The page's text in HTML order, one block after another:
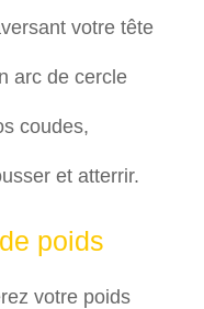
votre tête
arc de cercle
coudes,
et atterrir.
poids
votre poids